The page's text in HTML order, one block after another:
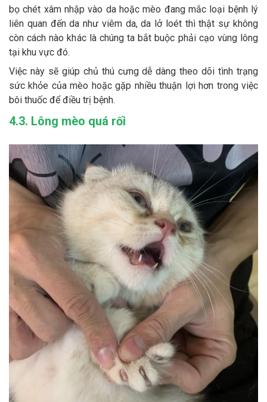
bọ chét xâm nhập vào da hoặc mèo đang mắc loại bệnh lý
liên quan đến da như viêm da, da lở loét thì thật sự không
còn cách nào khác là chúng ta bắt buộc phải cạo vùng lông
tại khu vực đó.
Việc này sẽ giúp chủ thú cưng dễ dàng theo dõi tình trạng
sức khỏe của mèo hoặc gặp nhiều thuận lợi hơn trong việc
bôi thuốc để điều trị bệnh.
4.3. Lông mèo quá rối